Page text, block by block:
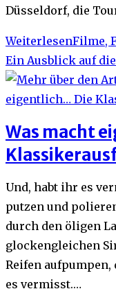
Düsseldorf, die
WeiterlesenFilme,
Ein Ausblick auf
Was macht
Und, habt ihr es
putzen und
durch den öligen
glockengleichen
Reifen
es vermisst.…